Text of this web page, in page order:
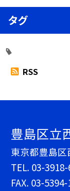
タグ
RSS
豊島区立
東京都豊島
TEL. 03-
FAX. 03-